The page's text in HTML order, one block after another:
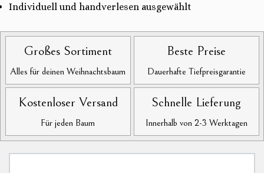
Individuell und handverlesen ausgewählt
Großes Sortiment
Alles für deinen Weihnachtsbaum
Beste Preise
Dauerhafte Tiefpreisgarantie
Kostenloser Versand
Für jeden Baum
Schnelle Lieferung
Innerhalb von 2-3 Werktagen